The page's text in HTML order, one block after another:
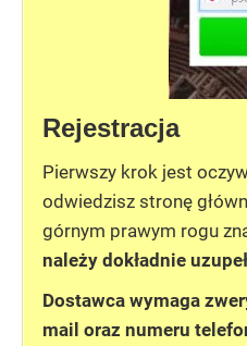
Rejestracja
Pierwszy krok jest
odwiedzisz stronę
górnym prawym rogu
należy dokładnie
Dostawca wymaga
mail oraz numeru